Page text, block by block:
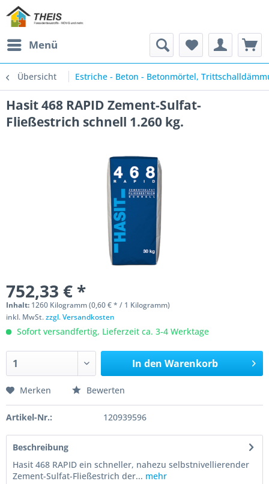
Menü
Übersicht Estriche - Beton - Betonmörtel,
Hasit 468 RAPID Zement-Sulfat-
Fließestrich schnell 1.260 kg.
752,33 € *
Inhalt: 1260 Kilogramm (0,60 € * / 1 Kilogramm)
inkl. MwSt.zzgl. Versandkosten
Sofort versandfertig, Lieferzeit ca. 3-4 Werktage
In den Warenkorb
Merken Bewerten
Artikel-Nr.: 120939596
Beschreibung
Hasit 468 RAPID ein schneller, nahezu selbstnivellierender
Zement-Sulfat-Fließestrich der... mehr